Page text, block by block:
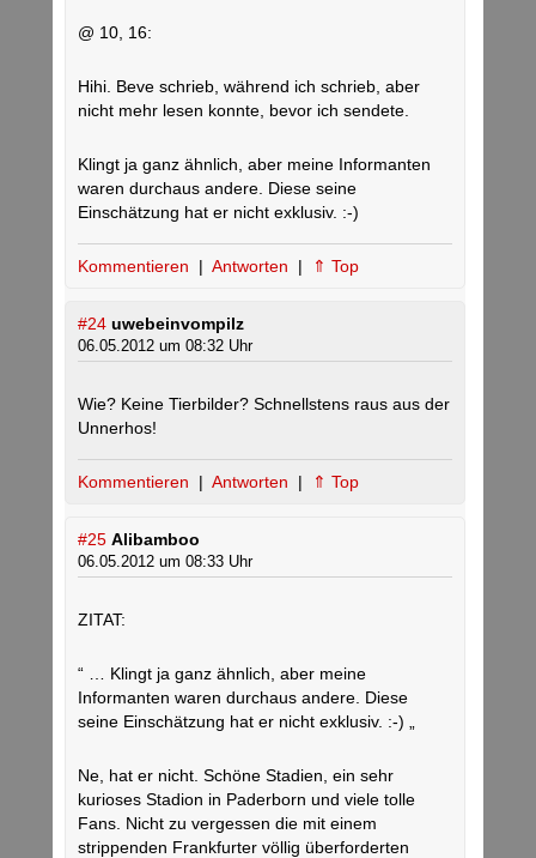
@ 10, 16:
Hihi. Beve schrieb, während ich schrieb, aber
nicht mehr lesen konnte, bevor ich sendete.
Klingt ja ganz ähnlich, aber meine Informanten
waren durchaus andere. Diese seine
Einschätzung hat er nicht exklusiv. :-)
Kommentieren | Antworten | ⇑ Top
#24 uwebeinvompilz
06.05.2012 um 08:32 Uhr
Wie? Keine Tierbilder? Schnellstens raus aus der
Unnerhos!
Kommentieren | Antworten | ⇑ Top
#25 Alibamboo
06.05.2012 um 08:33 Uhr
ZITAT:
“ … Klingt ja ganz ähnlich, aber meine
Informanten waren durchaus andere. Diese
seine Einschätzung hat er nicht exklusiv. :-) „
Ne, hat er nicht. Schöne Stadien, ein sehr
kurioses Stadion in Paderborn und viele tolle
Fans. Nicht zu vergessen die mit einem
strippenden Frankfurter völlig überforderten